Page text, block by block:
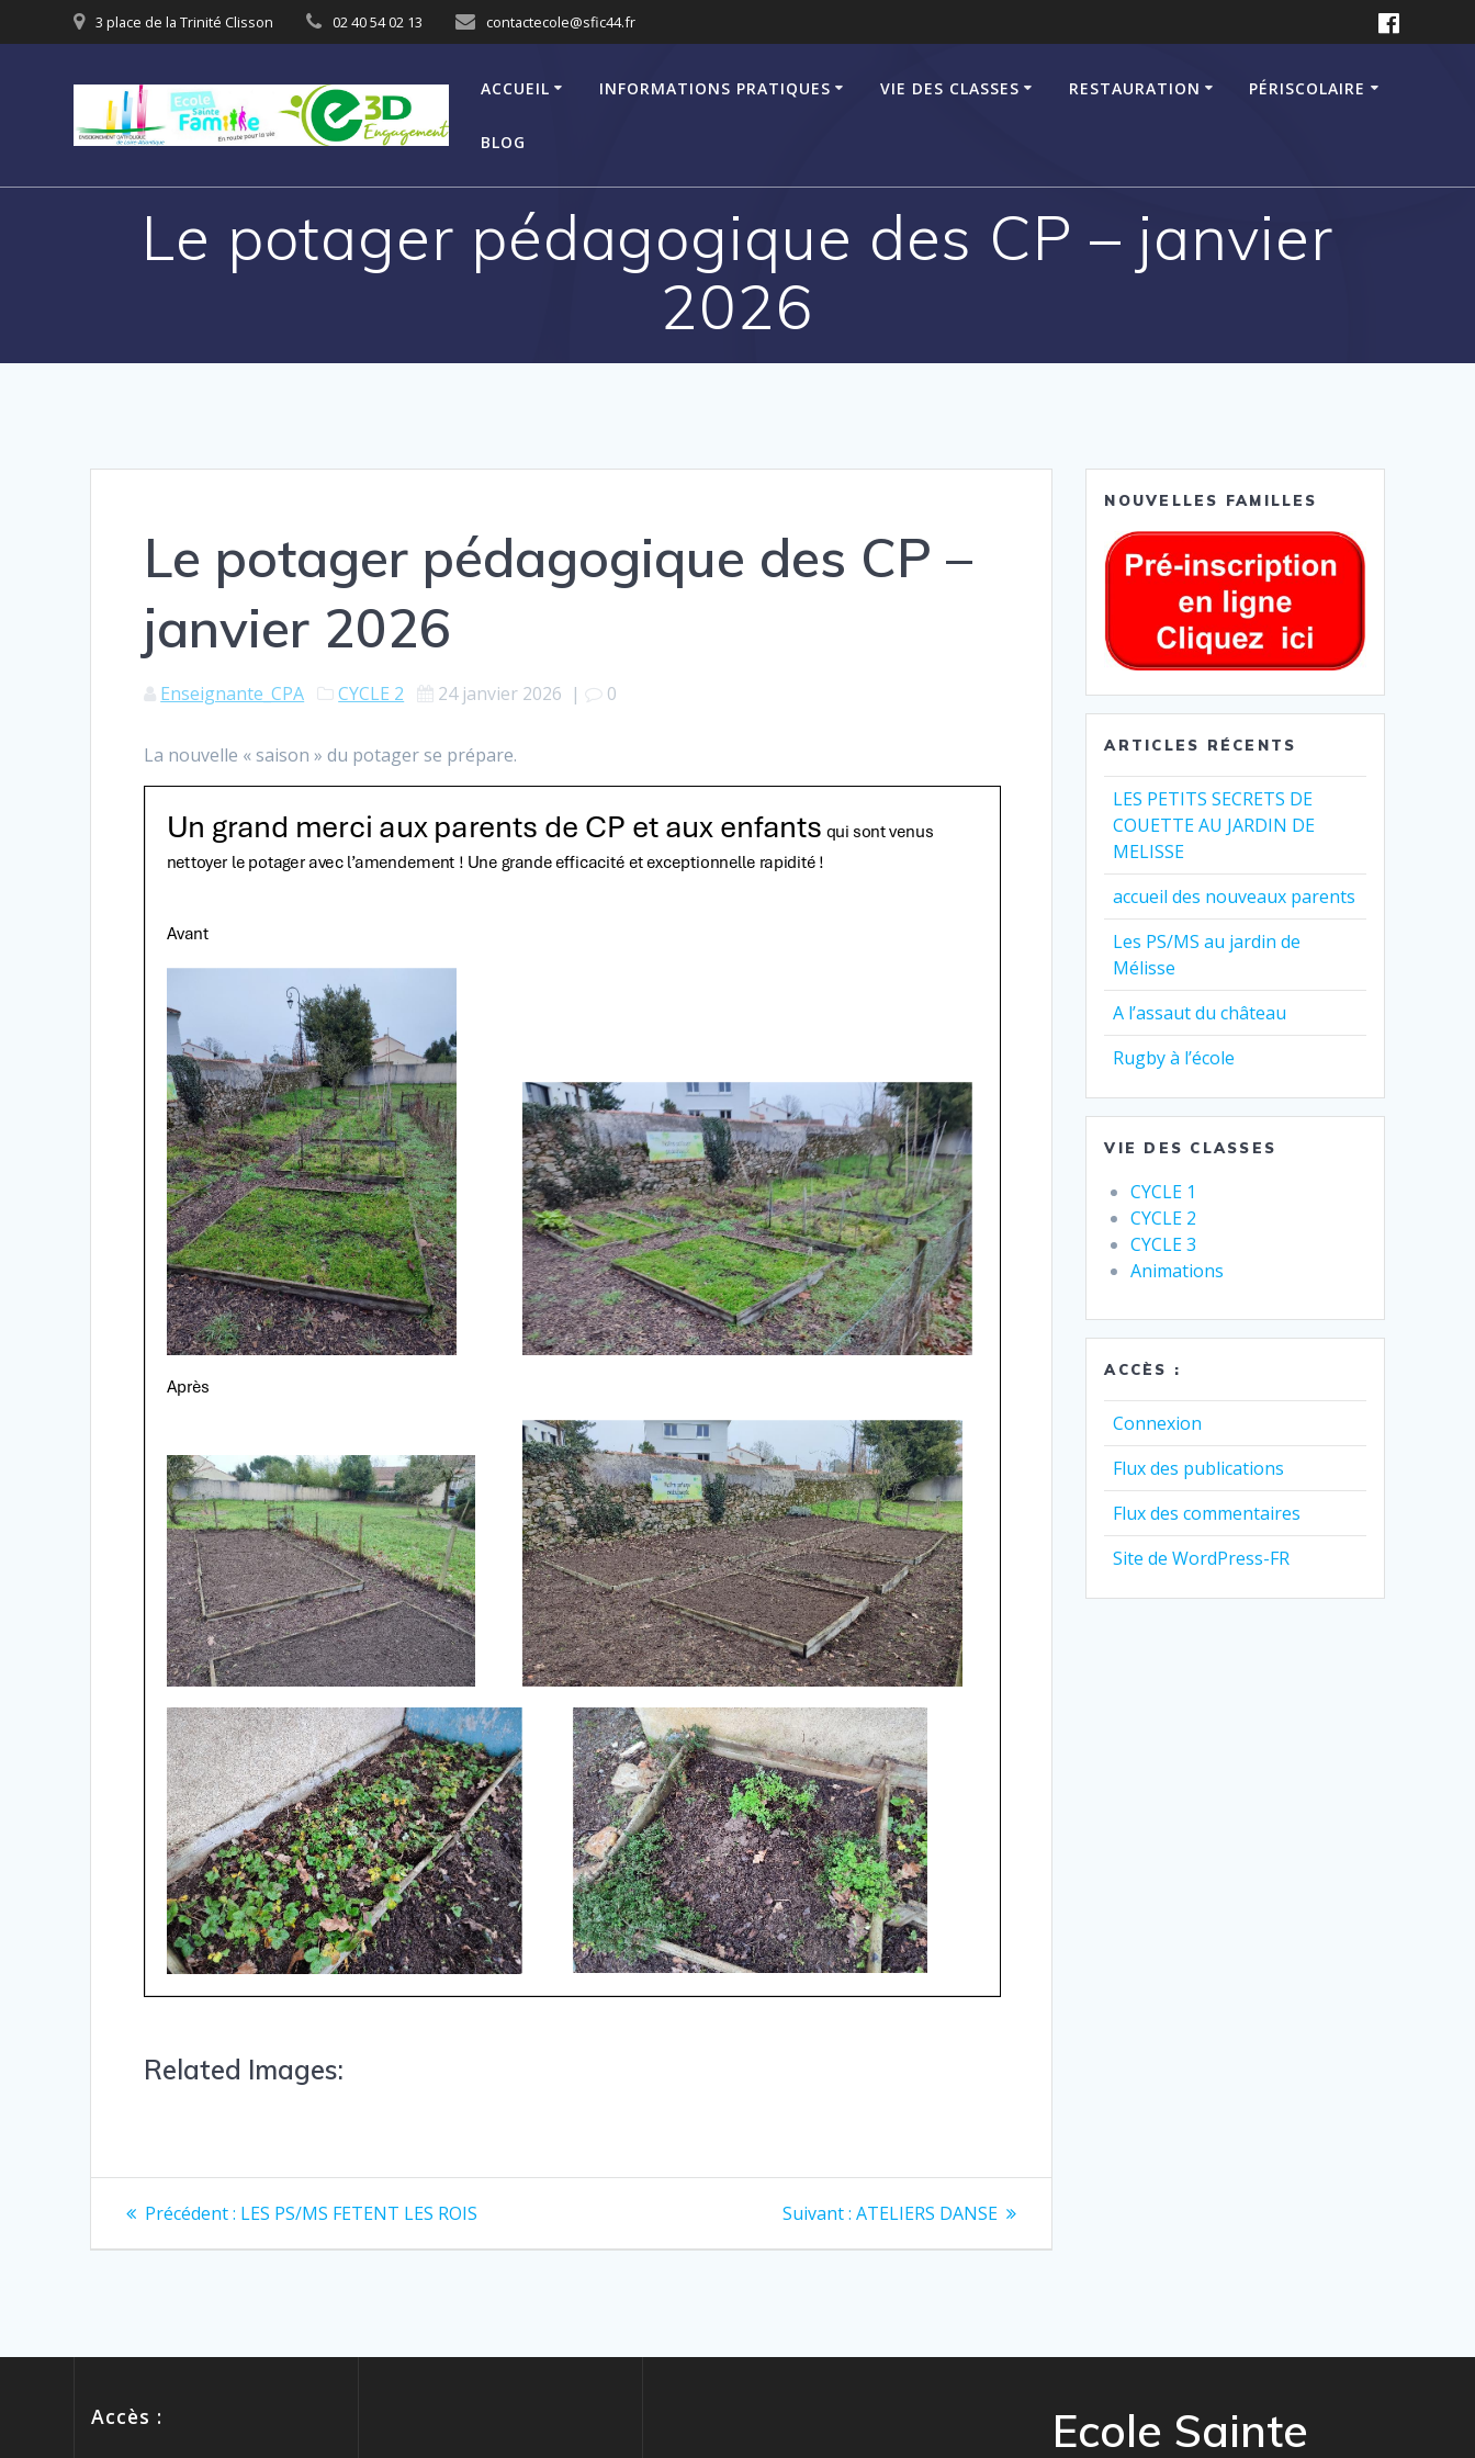
3 place de la Trinité Clisson 02 40 54 02 13 contactecole@sfic44.fr
ACCUEIL INFORMATIONS PRATIQUES VIE DES CLASSES RESTAURATION PÉRISCOLAIRE
BLOG
Le potager pédagogique des CP – janvier
2026
Le potager pédagogique des CP –
janvier 2026
Enseignante_CPA CYCLE 2 24 janvier 2026 | 0
La nouvelle « saison » du potager se prépare.
Related Images:
Précédent : LES PS/MS FETENT LES ROIS Suivant : ATELIERS DANSE
NOUVELLES FAMILLES
ARTICLES RÉCENTS
LES PETITS SECRETS DE
COUETTE AU JARDIN DE
MELISSE
accueil des nouveaux parents
Les PS/MS au jardin de
Mélisse
A l’assaut du château
Rugby à l’école
VIE DES CLASSES
CYCLE 1
CYCLE 2
CYCLE 3
Animations
ACCÈS :
Connexion
Flux des publications
Flux des commentaires
Site de WordPress-FR
Accès :
Ecole Sainte